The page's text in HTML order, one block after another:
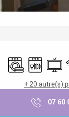
Lave linge
Lave
+ 20 autre(s)
07 60